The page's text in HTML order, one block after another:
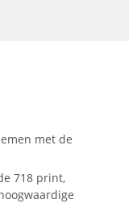
met de
718 print,